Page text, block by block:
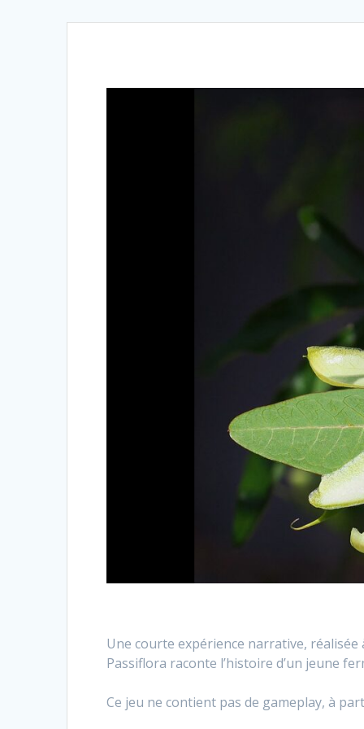
Une courte expérience narrative, réalisée
Passiflora raconte l’histoire d’un jeune
Ce jeu ne contient pas de gameplay, à